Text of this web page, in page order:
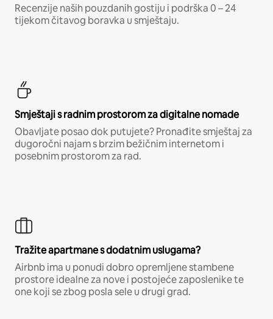
Recenzije naših pouzdanih gostiju i podrška 0 – 24
tijekom čitavog boravka u smještaju.
Smještaji s radnim prostorom za digitalne nomade
Obavljate posao dok putujete? Pronađite smještaj za
dugoročni najam s brzim bežičnim internetom i
posebnim prostorom za rad.
Tražite apartmane s dodatnim uslugama?
Airbnb ima u ponudi dobro opremljene stambene
prostore idealne za nove i postojeće zaposlenike te
one koji se zbog posla sele u drugi grad.